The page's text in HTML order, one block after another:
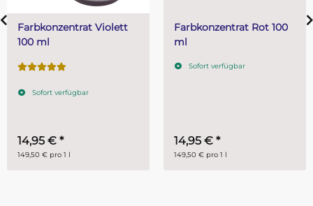
Farbkonzentrat Rot 100
14,95 €
149,50 € pro 1 l
Farbkonzentrat Blau
16,95 €
169,50 € pro 1 l